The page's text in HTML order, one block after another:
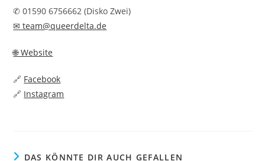
✆ 01590 6756662 (Disko Zwei)
✉ team@queerdelta.de
🌐 Website
🔗 Facebook
🔗 Instagram
DAS KÖNNTE DIR AUCH GEFALLEN